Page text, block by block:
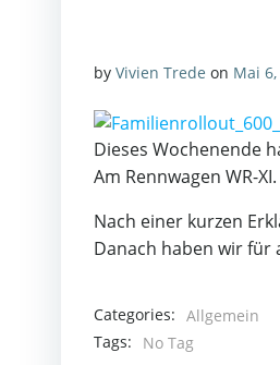
by Vivien Trede on Mai
Dieses Wochenende
Am Rennwagen WR-XI.
Nach einer kurzen
Danach haben wir für
Categories: Allgemein
Tags:
No Tag